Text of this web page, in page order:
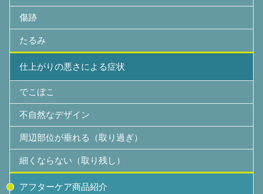
傷跡
たるみ
仕上がりの悪さによる症状
でこぼこ
不自然なデザイン
周辺部位が垂れる（取り過ぎ）
細くならない（取り残し）
アフターケア商品紹介